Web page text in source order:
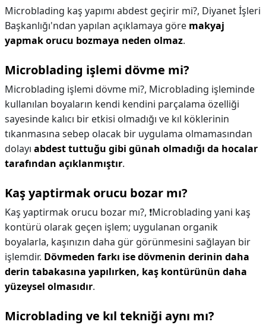
Microblading kaş yapımı abdest geçirir mi?, Diyanet İşleri
Başkanlığı'ndan yapılan açıklamaya göre makyaj
yapmak orucu bozmaya neden olmaz.
Microblading işlemi dövme mi?
Microblading işlemi dövme mi?, Microblading işleminde
kullanılan boyaların kendi kendini parçalama özelliği
sayesinde kalıcı bir etkisi olmadığı ve kıl köklerinin
tıkanmasına sebep olacak bir uygulama olmamasından
dolayı abdest tuttuğu gibi günah olmadığı da hocalar
tarafından açıklanmıştır.
Kaş yaptirmak orucu bozar mı?
Kaş yaptirmak orucu bozar mı?, ❗Microblading yani kaş
kontürü olarak geçen işlem; uygulanan organik
boyalarla, kaşınızın daha gür görünmesini sağlayan bir
işlemdir. Dövmeden farkı ise dövmenin derinin daha
derin tabakasına yapılırken, kaş kontürünün daha
yüzeysel olmasıdır.
Microblading ve kıl tekniği aynı mı?